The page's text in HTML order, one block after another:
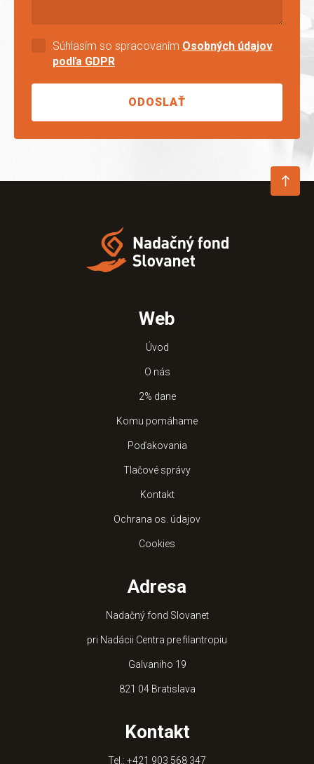
Súhlasím so spracovaním Osobných údajov
podľa GDPR
Web
Úvod
O nás
2% dane
Komu pomáhame
Poďakovania
Tlačové správy
Kontakt
Ochrana os. údajov
Cookies
Adresa
Nadačný fond Slovanet
pri Nadácii Centra pre filantropiu
Galvaniho 19
821 04 Bratislava
Kontakt
Tel.: +421 903 568 347